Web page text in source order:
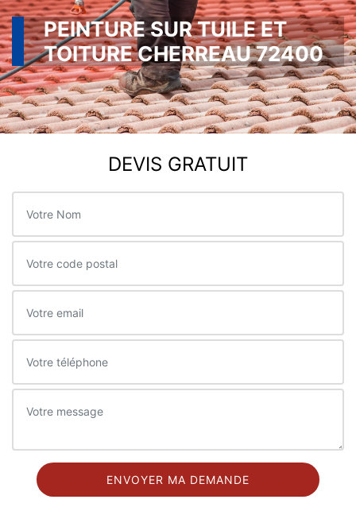
PEINTURE SUR TUILE ET
TOITURE CHERREAU 72400
DEVIS GRATUIT